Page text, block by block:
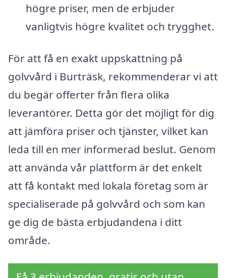
högre priser, men de erbjuder
vanligtvis högre kvalitet och trygghet.
För att få en exakt uppskattning på
golvvård i Burträsk, rekommenderar vi att
du begär offerter från flera olika
leverantörer. Detta gör det möjligt för dig
att jämföra priser och tjänster, vilket kan
leda till en mer informerad beslut. Genom
att använda vår plattform är det enkelt
att få kontakt med lokala företag som är
specialiserade på golvvård och som kan
ge dig de bästa erbjudandena i ditt
område.